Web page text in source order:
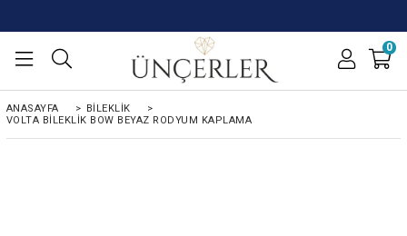
0
ANASAYFA > BILEKLIK
>
VOLTA BILEKLIK BOW BEYAZ RODYUM KAPLAMA